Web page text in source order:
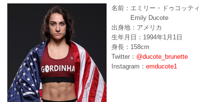
名前：エミリー・ドゥコッティ
Emily Ducote
出身地：アメリカ
生年月日：1994年1月1日
身長：158cm
Twitter： @ducote_brunette
Instagram： emducote1